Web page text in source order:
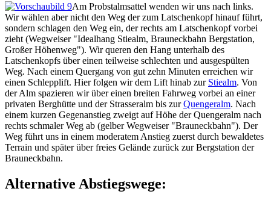
Am Probstalmsattel wenden wir uns nach links.
Wir wählen aber nicht den Weg der zum Latschenkopf hinauf führt,
sondern schlagen den Weg ein, der rechts am Latschenkopf vorbei
zieht (Wegweiser "Idealhang Stiealm, Brauneckbahn Bergstation,
Großer Höhenweg"). Wir queren den Hang unterhalb des
Latschenkopfs über einen teilweise schlechten und ausgespülten
Weg. Nach einem Quergang von gut zehn Minuten erreichen wir
einen Schlepplift. Hier folgen wir dem Lift hinab zur Stiealm. Von
der Alm spazieren wir über einen breiten Fahrweg vorbei an einer
privaten Berghütte und der Strasseralm bis zurQuengeralm. Nach
einem kurzen Gegenanstieg zweigt auf Höhe der Quengeralm nach
rechts schmaler Weg ab (gelber Wegweiser "Brauneckbahn"). Der
Weg führt uns in einem moderatem Anstieg zuerst durch bewaldetes
Terrain und später über freies Gelände zurück zur Bergstation der
Brauneckbahn.
Alternative Abstiegswege: